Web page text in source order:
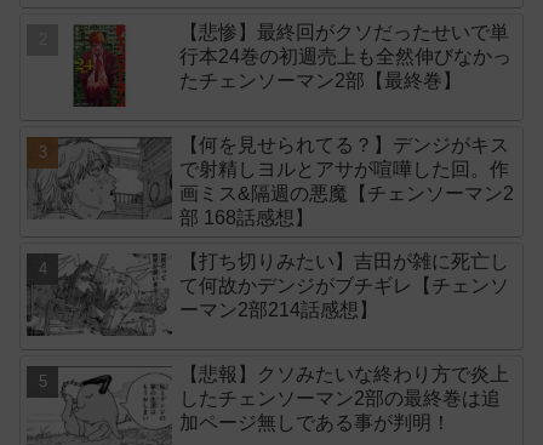
【悲惨】最終回がクソだったせいで単
行本24巻の初週売上も全然伸びなかっ
たチェンソーマン2部【最終巻】
【何を見せられてる？】デンジがキス
で射精しヨルとアサが喧嘩した回。作
画ミス&隔週の悪魔【チェンソーマン2
部 168話感想】
【打ち切りみたい】吉田が雑に死亡し
て何故かデンジがブチギレ【チェンソ
ーマン2部214話感想】
【悲報】クソみたいな終わり方で炎上
したチェンソーマン2部の最終巻は追
加ページ無しである事が判明！